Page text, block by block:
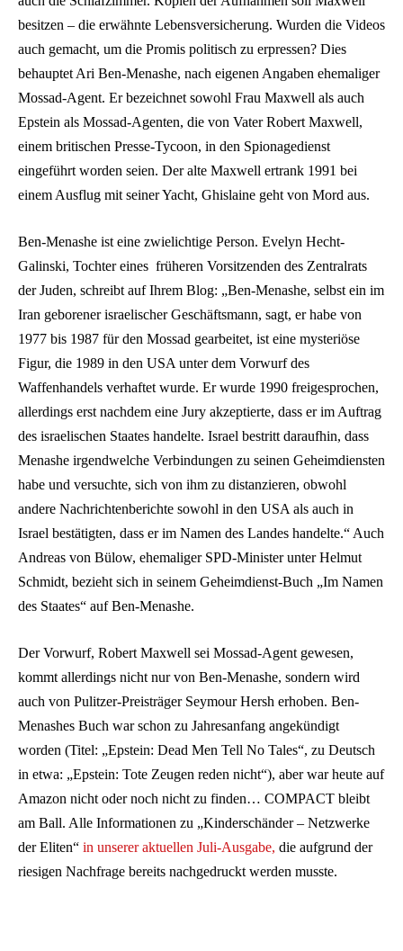
besitzen – die erwähnte Lebensversicherung. Wurden die Videos
auch gemacht, um die Promis politisch zu erpressen? Dies
behauptet Ari Ben-Menashe, nach eigenen Angaben ehemaliger
Mossad-Agent. Er bezeichnet sowohl Frau Maxwell als auch
Epstein als Mossad-Agenten, die von Vater Robert Maxwell,
einem britischen Presse-Tycoon, in den Spionagedienst
eingeführt worden seien. Der alte Maxwell ertrank 1991 bei
einem Ausflug mit seiner Yacht, Ghislaine geht von Mord aus.
Ben-Menashe ist eine zwielichtige Person. Evelyn Hecht-
Galinski, Tochter eines früheren Vorsitzenden des Zentralrats
der Juden, schreibt auf Ihrem Blog: „Ben-Menashe, selbst ein im
Iran geborener israelischer Geschäftsmann, sagt, er habe von
1977 bis 1987 für den Mossad gearbeitet, ist eine mysteriöse
Figur, die 1989 in den USA unter dem Vorwurf des
Waffenhandels verhaftet wurde. Er wurde 1990 freigesprochen,
allerdings erst nachdem eine Jury akzeptierte, dass er im Auftrag
des israelischen Staates handelte. Israel bestritt daraufhin, dass
Menashe irgendwelche Verbindungen zu seinen Geheimdiensten
habe und versuchte, sich von ihm zu distanzieren, obwohl
andere Nachrichtenberichte sowohl in den USA als auch in
Israel bestätigten, dass er im Namen des Landes handelte.“ Auch
Andreas von Bülow, ehemaliger SPD-Minister unter Helmut
Schmidt, bezieht sich in seinem Geheimdienst-Buch „Im Namen
des Staates“ auf Ben-Menashe.
Der Vorwurf, Robert Maxwell sei Mossad-Agent gewesen,
kommt allerdings nicht nur von Ben-Menashe, sondern wird
auch von Pulitzer-Preisträger Seymour Hersh erhoben. Ben-
Menashes Buch war schon zu Jahresanfang angekündigt
worden (Titel: „Epstein: Dead Men Tell No Tales“, zu Deutsch
in etwa: „Epstein: Tote Zeugen reden nicht“), aber war heute auf
Amazon nicht oder noch nicht zu finden… COMPACT bleibt
am Ball. Alle Informationen zu „Kinderschänder – Netzwerke
der Eliten“ in unserer aktuellen Juli-Ausgabe, die aufgrund der
riesigen Nachfrage bereits nachgedruckt werden musste.